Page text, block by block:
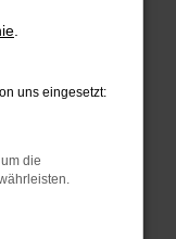
können:
deine
uns eingesetzt:
die